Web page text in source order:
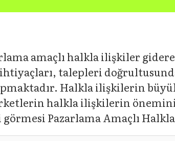
amaçlı halkla ilişkiler
talepleri
Halkla ilişkilerin
halkla ilişkilerin
Pazarlama Amaçlı